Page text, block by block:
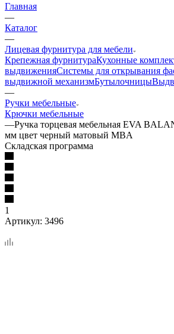
Главная
—
Каталог
—
Лицевая фурнитура для мебели
Крепежная фурнитураКухонные
выдвиженияСистемы для открывания
выдвижной механизмБутылочницы
—
Ручки мебельные
Крючки мебельные
—Ручка торцевая мебельная EVA
мм цвет черный матовый MBA
Складская программа
1
Артикул: 3496